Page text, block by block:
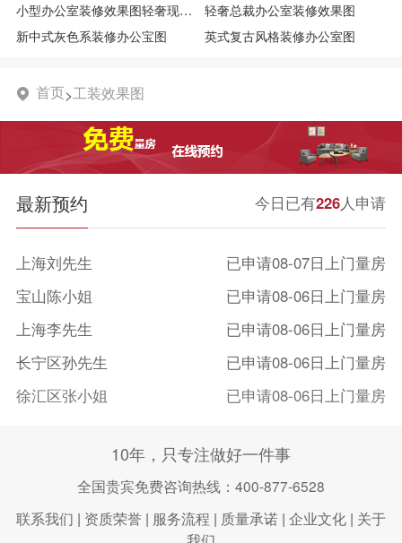
小型办公室装修效果图轻奢现代图
轻奢总裁办公室装修效果图
新中式灰色系装修办公宝图
英式复古风格装修办公室图
 首页>工装效果图
最新预约 今日已有226人申请
上海刘先生
已申请08-07日上门量房
宝山陈小姐
已申请08-06日上门量房
上海李先生
已申请08-06日上门量房
长宁区孙先生
已申请08-06日上门量房
徐汇区张小姐
已申请08-06日上门量房
已申请08-07日上门量房
浦东新区徐小姐
已申请08-07日上门量房
10年，只专注做好一件事
全国贵宾免费咨询热线：400-877-6528
联系我们 | 资质荣誉 | 服务流程 | 质量承诺 | 企业文化 | 关于